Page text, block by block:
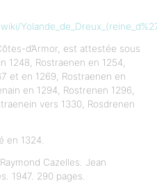
d’Armor, est attestée sous
1248, Rostraenen en 1254,
et en 1269, Rostraenen en
en 1294, Rostrenen 1296,
vers 1330, Rosdrenen
en 1324.
Cazelles. Jean
1947. 290 pages.